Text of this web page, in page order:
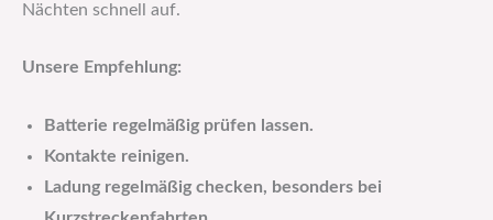
Nächten schnell auf.
Unsere Empfehlung:
Batterie regelmäßig prüfen lassen.
Kontakte reinigen.
Ladung regelmäßig checken, besonders bei